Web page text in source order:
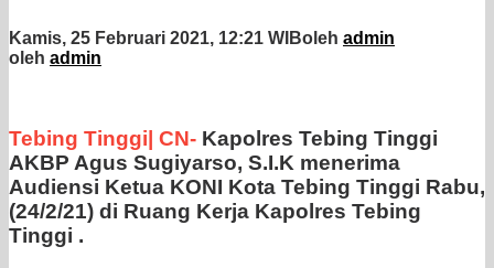
Kamis, 25 Februari 2021, 12:21 WIBoleh admin
oleh admin
Tebing Tinggi| CN- Kapolres Tebing Tinggi
AKBP Agus Sugiyarso, S.I.K menerima
Audiensi Ketua KONI Kota Tebing Tinggi Rabu,
(24/2/21) di Ruang Kerja Kapolres Tebing
Tinggi .